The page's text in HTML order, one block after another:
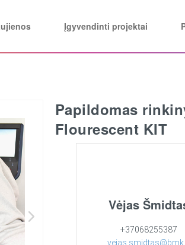
Įgyvendinti projektai
Papildomas
Flourescent KIT
Vėjas
+37068255387